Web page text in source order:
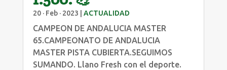
20 · Feb · 2023 ACTUALIDAD
CAMPEON DE ANDALUCIA MASTER
65.CAMPEONATO DE ANDALUCIA
MASTER PISTA CUBIERTA.SEGUIMOS
SUMANDO. Llano Fresh con el deporte.